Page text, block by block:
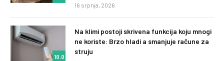
16 srpnja, 2026
10.0
Na klimi postoji skrivena funkcija koju mnogi
ne koriste: Brzo hladi a smanjuje račune za
struju